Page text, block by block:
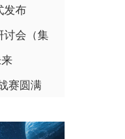
发布
讨会（集
赛圆满